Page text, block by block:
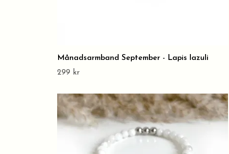
Månadsarmband September - Lapis lazuli
299 kr